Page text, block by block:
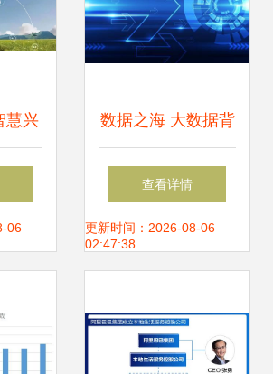
慧兴
村振
能
06
数据之海 大数据背
景下的时代浪潮
查看详情
更新时间：2026-08-06
02:47:38